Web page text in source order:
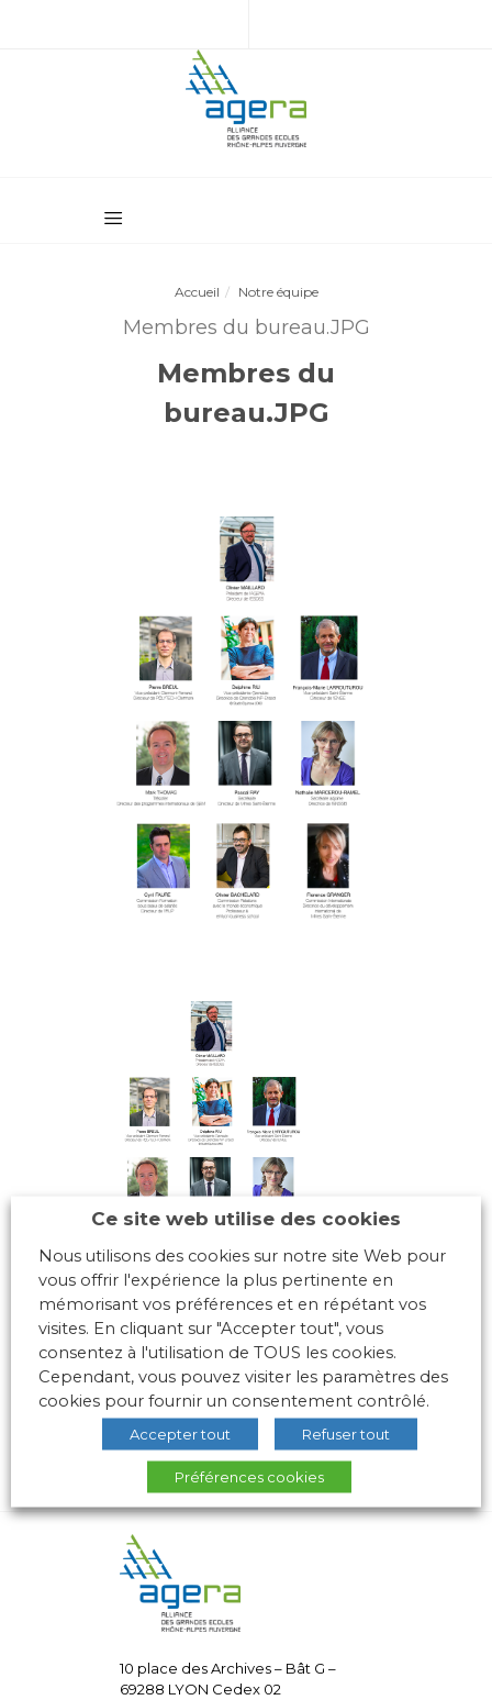
Accueil Notre équipe
Membres du bureau.JPG
Membres du
bureau.JPG
10 place des Archives – Bât G –
69288 LYON Cedex 02
Ce site web utilise des cookies
Nous utilisons des cookies sur notre site Web pour
vous offrir l'expérience la plus pertinente en
mémorisant vos préférences et en répétant vos
visites. En cliquant sur "Accepter tout", vous
consentez à l'utilisation de TOUS les cookies.
Cependant, vous pouvez visiter les paramètres des
cookies pour fournir un consentement contrôlé.
Accepter tout Refuser tout
Préférences cookies